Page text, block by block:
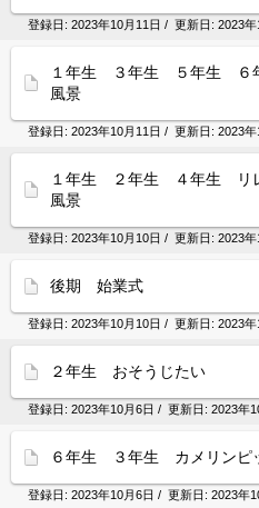
登録日: 2023年10月11日 / 更新日: 2023年
１年生 ３年生 ５年生 ６
風景
登録日: 2023年10月11日 / 更新日: 2023年
１年生 ２年生 ４年生 リ
風景
登録日: 2023年10月10日 / 更新日: 2023年
後期 始業式
登録日: 2023年10月10日 / 更新日: 2023年
２年生 おそうじたい
登録日: 2023年10月6日 / 更新日: 2023年
６年生 ３年生 カメリンピ
登録日: 2023年10月6日 / 更新日: 2023年